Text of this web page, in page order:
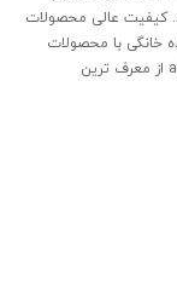
کیفیت عالی محصولات
خانگی با محصولات
تابرنیل آشنا شوند. ضد استرس, ضد انگل و ویتامین ad3e از معرف ترین